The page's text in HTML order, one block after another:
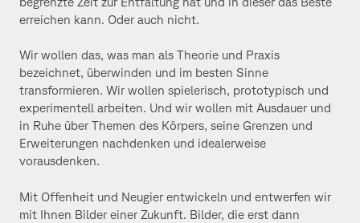
erreichen kann. Oder auch nicht.
Wir wollen das, was man als Theorie und Praxis
bezeichnet, überwinden und im besten Sinne
transformieren. Wir wollen spielerisch, prototypisch und
experimentell arbeiten. Und wir wollen mit Ausdauer und
in Ruhe über Themen des Körpers, seine Grenzen und
Erweiterungen nachdenken und idealerweise
vorausdenken.
Mit Offenheit und Neugier entwickeln und entwerfen wir
mit Ihnen Bilder einer Zukunft. Bilder, die erst dann